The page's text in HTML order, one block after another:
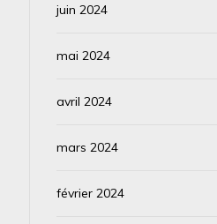
juin 2024
mai 2024
avril 2024
mars 2024
février 2024